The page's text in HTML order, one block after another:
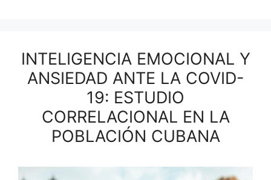
INTELIGENCIA EMOCIONAL Y
ANSIEDAD ANTE LA COVID-
19: ESTUDIO
CORRELACIONAL EN LA
POBLACIÓN CUBANA